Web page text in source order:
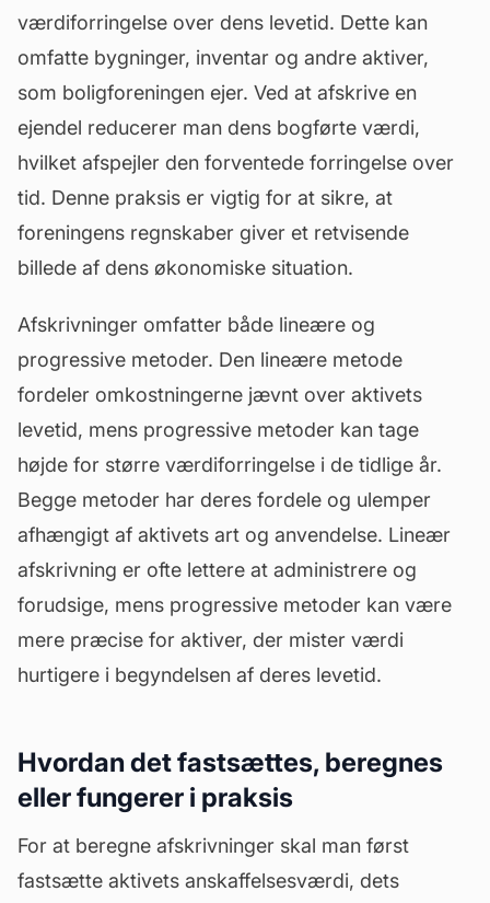
værdiforringelse over dens levetid. Dette kan
omfatte bygninger, inventar og andre aktiver,
som boligforeningen ejer. Ved at afskrive en
ejendel reducerer man dens bogførte værdi,
hvilket afspejler den forventede forringelse over
tid. Denne praksis er vigtig for at sikre, at
foreningens regnskaber giver et retvisende
billede af dens økonomiske situation.
Afskrivninger omfatter både lineære og
progressive metoder. Den lineære metode
fordeler omkostningerne jævnt over aktivets
levetid, mens progressive metoder kan tage
højde for større værdiforringelse i de tidlige år.
Begge metoder har deres fordele og ulemper
afhængigt af aktivets art og anvendelse. Lineær
afskrivning er ofte lettere at administrere og
forudsige, mens progressive metoder kan være
mere præcise for aktiver, der mister værdi
hurtigere i begyndelsen af deres levetid.
Hvordan det fastsættes, beregnes
eller fungerer i praksis
For at beregne afskrivninger skal man først
fastsætte aktivets anskaffelsesværdi, dets